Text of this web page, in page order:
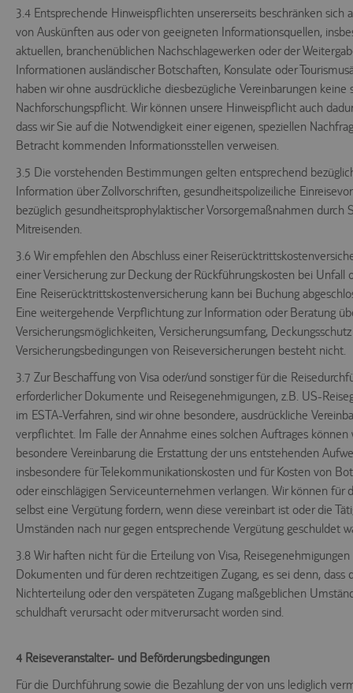
3.4 Entsprechende Hinweispflichten unsererseits beschränken sich
von Auskünften aus oder von geeigneten Informationsquellen,
aktuellen, branchenüblichen Nachschlagewerken oder der
Informationen ausländischer Botschaften, Konsulate oder
haben wir ohne ausdrückliche diesbezügliche Vereinbarungen keine
Nachforschungspflicht. Wir können unsere Hinweispflicht auch
dass wir Sie auf die Notwendigkeit einer eigenen, speziellen
Betracht kommenden Informationsstellen verweisen.
3.5 Die vorstehenden Bestimmungen gelten entsprechend
Information über Zollvorschriften, gesundheitspolizeiliche
bezüglich gesundheitsprophylaktischer Vorsorgemaßnahmen durch
Mitreisenden.
3.6 Wir empfehlen den Abschluss einer
einer Versicherung zur Deckung der Rückführungskosten bei Unfall
Eine Reiserücktrittskostenversicherung kann bei Buchung
Eine weitergehende Verpflichtung zur Information oder Beratung
Versicherungsmöglichkeiten, Versicherungsumfang,
Versicherungsbedingungen von Reiseversicherungen besteht nicht.
3.7 Zur Beschaffung von Visa oder/und sonstiger für die
erforderlicher Dokumente und Reisegenehmigungen, z.B. US-
im ESTA-Verfahren, sind wir ohne besondere, ausdrückliche
verpflichtet. Im Falle der Annahme eines solchen Auftrages können
besondere Vereinbarung die Erstattung der uns entstehenden
insbesondere für Telekommunikationskosten und für Kosten von
oder einschlägigen Serviceunternehmen verlangen. Wir können für
selbst eine Vergütung fordern, wenn diese vereinbart ist oder die
Umständen nach nur gegen entsprechende Vergütung geschuldet
3.8 Wir haften nicht für die Erteilung von Visa,
Dokumenten und für deren rechtzeitigen Zugang, es sei denn, dass
Nichterteilung oder den verspäteten Zugang maßgeblichen
schuldhaft verursacht oder mitverursacht worden sind.
4 Reiseveranstalter- und Beförderungsbedingungen
Für die Durchführung sowie die Bezahlung der von uns lediglich
Infrastruktur.
trc.easyweb.travel
Dient der
Zuordnung der
technischen
Infrastruktur
zur aktuellen
Session.